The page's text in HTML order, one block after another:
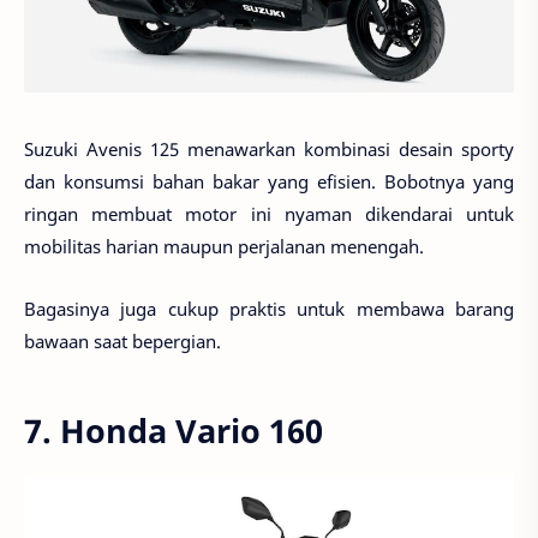
Suzuki Avenis 125 menawarkan kombinasi desain sporty
dan konsumsi bahan bakar yang efisien. Bobotnya yang
ringan membuat motor ini nyaman dikendarai untuk
mobilitas harian maupun perjalanan menengah.
Bagasinya juga cukup praktis untuk membawa barang
bawaan saat bepergian.
7. Honda Vario 160